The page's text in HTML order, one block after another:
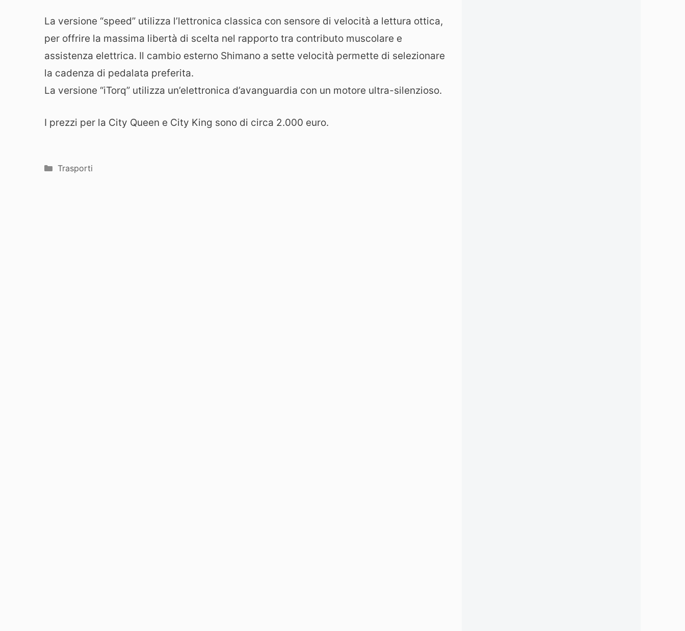
La versione “speed” utilizza l’lettronica classica con sensore di velocità a lettura ottica,
per offrire la massima libertà di scelta nel rapporto tra contributo muscolare e
assistenza elettrica. Il cambio esterno Shimano a sette velocità permette di selezionare
la cadenza di pedalata preferita.
La versione “iTorq” utilizza un’elettronica d’avanguardia con un motore ultra-silenzioso.
I prezzi per la City Queen e City King sono di circa 2.000 euro.
Categorie
Trasporti